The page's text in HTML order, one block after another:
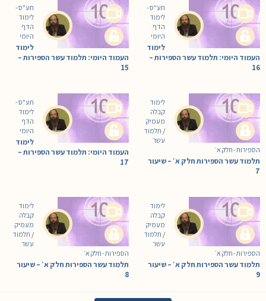
תע"ס -
לימוד
הדף
היומי
לימוד
העמוד היומי: תלמוד עשר הספירות –
15
תע"ס -
לימוד
הדף
היומי
לימוד
העמוד היומי: תלמוד עשר הספירות –
16
תע"ס -
לימוד
הדף
היומי
לימוד
העמוד היומי: תלמוד עשר הספירות –
17
לימוד
קבלה
מעמיק
/ תלמוד
עשר
הספירות - חלק א׳
תלמוד עשר הספירות חלק א׳ – שיעור
7
לימוד
קבלה
מעמיק
/ תלמוד
עשר
הספירות - חלק א׳
תלמוד עשר הספירות חלק א׳ – שיעור
8
לימוד
קבלה
מעמיק
/ תלמוד
עשר
הספירות - חלק א׳
תלמוד עשר הספירות חלק א׳ – שיעור
9